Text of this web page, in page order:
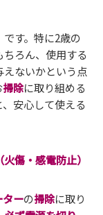
です。特に2歳の
ろん、使用する
ないかという点
掃除に取り組める
、安心して使える
傷・感電防止）
ターの掃除に取り